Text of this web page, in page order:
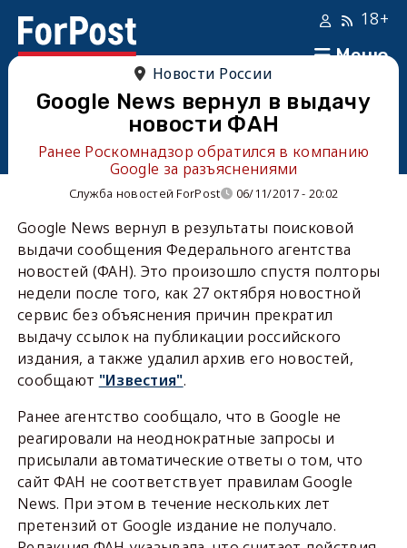
Меню
18+
Новости России
Google News вернул в выдачу
новости ФАН
Ранее Роскомнадзор обратился в компанию
Google за разъяснениями
Служба новостей ForPost 06/11/2017 - 20:02
Google News вернул в результаты поисковой
выдачи сообщения Федерального агентства
новостей (ФАН). Это произошло спустя полторы
недели после того, как 27 октября новостной
сервис без объяснения причин прекратил
выдачу ссылок на публикации российского
издания, а также удалил архив его новостей,
сообщают "Известия".
Ранее агентство сообщало, что в Google не
реагировали на неоднократные запросы и
присылали автоматические ответы о том, что
сайт ФАН не соответствует правилам Google
News. При этом в течение нескольких лет
претензий от Google издание не получало.